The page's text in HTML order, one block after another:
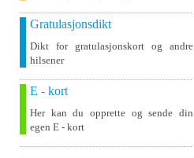
Gratulasjonsdikt
Dikt for gratulasjonskort og andre
hilsener
E - kort
Her kan du opprette og sende din
egen E - kort